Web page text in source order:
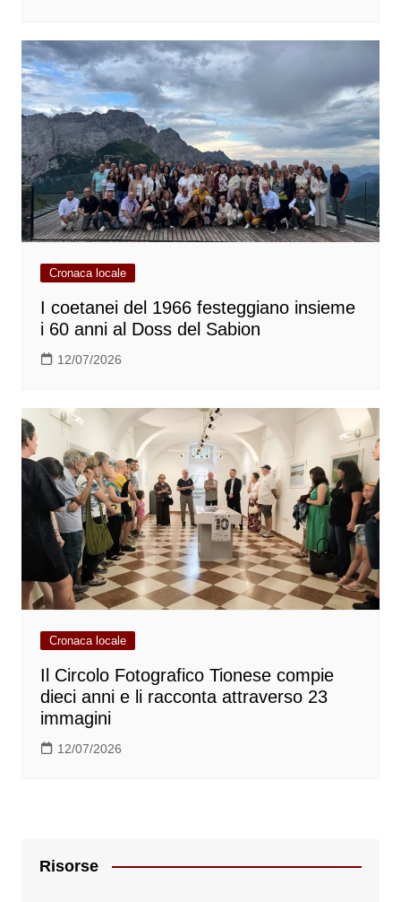
Cronaca locale
I coetanei del 1966 festeggiano insieme
i 60 anni al Doss del Sabion
12/07/2026
Cronaca locale
Il Circolo Fotografico Tionese compie
dieci anni e li racconta attraverso 23
immagini
12/07/2026
Risorse